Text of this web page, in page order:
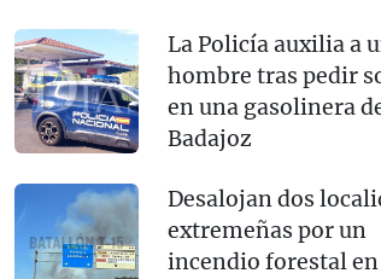
La Policía auxilia a
hombre tras pedir
en una gasolinera
Badajoz
Desalojan dos
extremeñas por un
incendio forestal